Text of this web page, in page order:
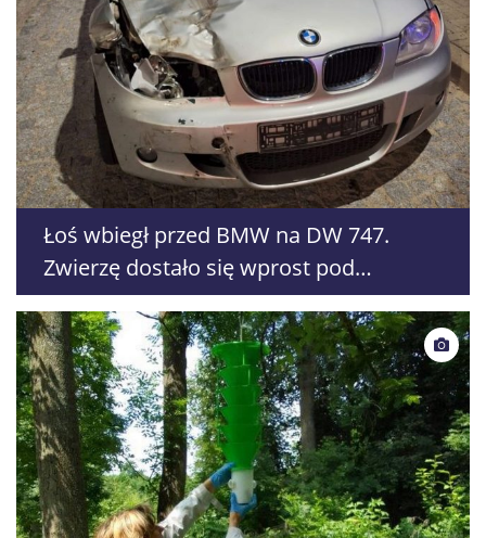
Łoś wbiegł przed BMW na DW 747.
Zwierzę dostało się wprost pod
Renaulta